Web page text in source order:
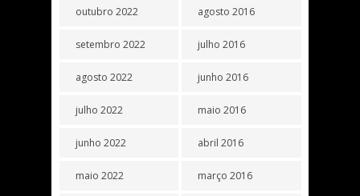
outubro 2022
setembro 2022
agosto 2022
julho 2022
junho 2022
maio 2022
agosto 2016
julho 2016
junho 2016
maio 2016
abril 2016
março 2016